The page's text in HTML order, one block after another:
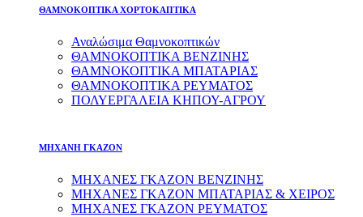
ΘΑΜΝΟΚΟΠΤΙΚΑ ΧΟΡΤΟΚΑΠΤΙΚΑ
Αναλώσιμα Θαμνοκοπτικών
ΘΑΜΝΟΚΟΠΤΙΚΑ ΒΕΝΖΙΝΗΣ
ΘΑΜΝΟΚΟΠΤΙΚΑ ΜΠΑΤΑΡΙΑΣ
ΘΑΜΝΟΚΟΠΤΙΚΑ ΡΕΥΜΑΤΟΣ
ΠΟΛΥΕΡΓΑΛΕΙΑ ΚΗΠΟΥ-ΑΓΡΟΥ
ΜΗΧΑΝΗ ΓΚΑΖΟΝ
ΜΗΧΑΝΕΣ ΓΚΑΖΟΝ ΒΕΝΖΙΝΗΣ
ΜΗΧΑΝΕΣ ΓΚΑΖΟΝ ΜΠΑΤΑΡΙΑΣ & ΧΕΙΡΟΣ
ΜΗΧΑΝΕΣ ΓΚΑΖΟΝ ΡΕΥΜΑΤΟΣ